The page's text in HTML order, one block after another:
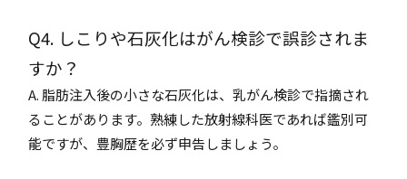
Q4. しこりや石灰化はがん検診で誤診されま
すか？
A. 脂肪注入後の小さな石灰化は、乳がん検診で指摘され
ることがあります。熟練した放射線科医であれば鑑別可
能ですが、豊胸歴を必ず申告しましょう。